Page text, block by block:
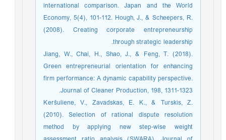
international comparison. Japan and the World
Economy, 5(4), 101-112. Hough, J., & Scheepers, R.
(2008). Creating corporate entrepreneurship
through strategic leadership.
Jiang, W., Chai, H., Shao, J., & Feng, T. (2018).
Green entrepreneurial orientation for enhancing
firm performance: A dynamic capability perspective.
Journal of Cleaner Production, 198, 1311-1323.
Keršuliene, V., Zavadskas, E. K., & Turskis, Z.
(2010). Selection of rational dispute resolution
method by applying new step‐wise weight